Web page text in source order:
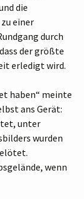
die
einer
durch
der größte
erledigt wird.
haben“ meinte
ans Gerät:
unter
wurden
wenn